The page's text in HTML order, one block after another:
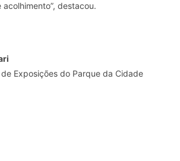
destacou.
Exposições do Parque da Cidade